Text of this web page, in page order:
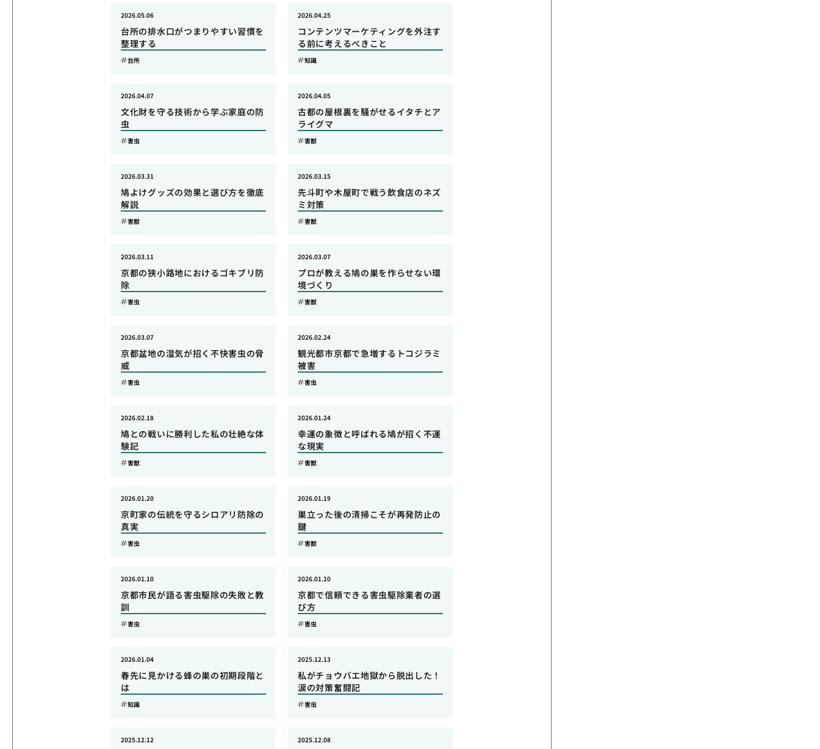
台所の排水口がつまりやすい習慣を
整理する
2026.05.06
台所
コンテンツマーケティングを外注す
る前に考えるべきこと
2026.04.25
知識
文化財を守る技術から学ぶ家庭の防
虫
2026.04.07
害虫
古都の屋根裏を騒がせるイタチとア
ライグマ
2026.04.05
害獣
鳩よけグッズの効果と選び方を徹底
解説
2026.03.31
害獣
先斗町や木屋町で戦う飲食店のネズ
ミ対策
2026.03.15
害獣
京都の狭小路地におけるゴキブリ防
除
2026.03.11
害虫
プロが教える鳩の巣を作らせない環
境づくり
2026.03.07
害獣
京都盆地の湿気が招く不快害虫の脅
威
2026.03.07
害虫
観光都市京都で急増するトコジラミ
被害
2026.02.24
害虫
鳩との戦いに勝利した私の壮絶な体
験記
2026.02.18
害獣
幸運の象徴と呼ばれる鳩が招く不運
な現実
2026.01.24
害獣
京町家の伝統を守るシロアリ防除の
真実
2026.01.20
害虫
巣立った後の清掃こそが再発防止の
鍵
2026.01.19
害獣
京都市民が語る害虫駆除の失敗と教
訓
2026.01.10
害虫
京都で信頼できる害虫駆除業者の選
び方
2026.01.10
害虫
春先に見かける蜂の巣の初期段階と
は
2026.01.04
知識
私がチョウバエ地獄から脱出した！
涙の対策奮闘記
2025.12.13
害虫
2025.12.12 2025.12.08